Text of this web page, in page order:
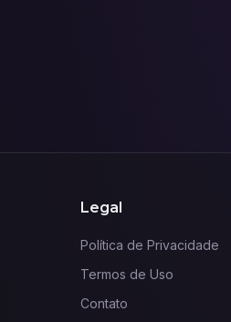
Legal
Política de Privacidade
Termos de Uso
Contato